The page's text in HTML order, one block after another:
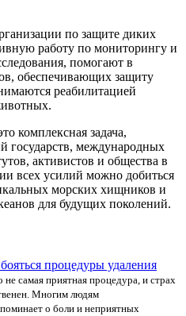
по защите диких
работу по мониторингу и
помогают в
обеспечивающих защиту
реабилитацией
комплексная задача,
государств, международных
активистов и общества в
всех усилий можно добиться
морских хищников и
для будущих поколений.
процедуры удаления
не самая приятная процедура, и страх
Многим людям
о боли и неприятных